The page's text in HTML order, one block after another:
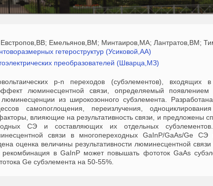
Емельянов,ВМ; Минтаиров,МА; Лантратов,ВМ;
гетероструктур (Усиковой,АА)
преобразователей (Шварца,МЗ)
p-n переходов (субэлементов), входящих
люминесцентной связи, определяемый
из широкозонного субэлемента.
самопоглощения, переизлучения,
влияющие на результативность связи, и предложены
СЭ и составляющих их отдельных
связи в многопереходных GaInP/GaAs/Ge СЭ
оценка величины результативности люминесцентной
рекомбинация в GaInP может повышать фототок GaAs
Ge субэлемента на 50-55%.